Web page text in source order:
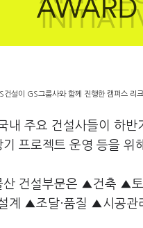
건설이 GS그룹사와 함께 진행한 캠퍼스 리
내 주요 건설사들이 하
프로젝트 운영 등을 위
산 건설부문은 ▲건축 ▲
계 ▲조달·품질 ▲시공관